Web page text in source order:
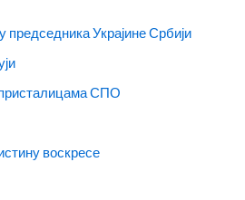
Украјине Србији
СПО
воскресе